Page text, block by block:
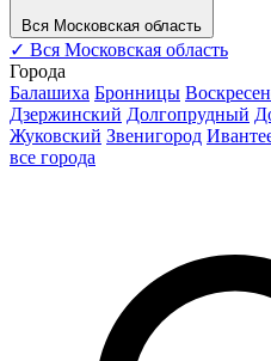
Вся Московская область
✓ Вся Московская область
Города
Балашиха Бронницы
Дзержинский Долгопрудный
Жуковский Звенигород
все города